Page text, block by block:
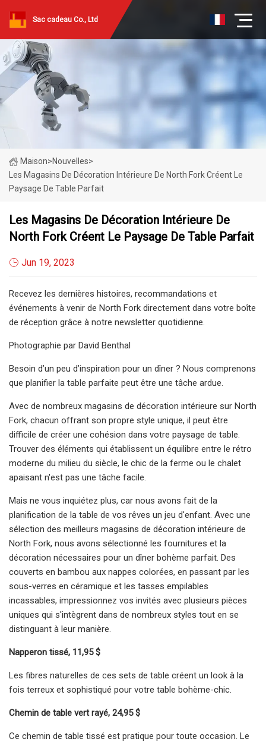
Sac cadeau Co., Ltd
Maison>Nouvelles>
Les Magasins De Décoration Intérieure De North Fork Créent Le
Paysage De Table Parfait
Les Magasins De Décoration Intérieure De
North Fork Créent Le Paysage De Table Parfait
Jun 19, 2023
Recevez les dernières histoires, recommandations et
événements à venir de North Fork directement dans votre boîte
de réception grâce à notre newsletter quotidienne.
Photographie par David Benthal
Besoin d’un peu d’inspiration pour un dîner ? Nous comprenons
que planifier la table parfaite peut être une tâche ardue.
Avec de nombreux magasins de décoration intérieure sur North
Fork, chacun offrant son propre style unique, il peut être
difficile de créer une cohésion dans votre paysage de table.
Trouver des éléments qui établissent un équilibre entre le rétro
moderne du milieu du siècle, le chic de la ferme ou le chalet
apaisant n'est pas une tâche facile.
Mais ne vous inquiétez plus, car nous avons fait de la
planification de la table de vos rêves un jeu d'enfant. Avec une
sélection des meilleurs magasins de décoration intérieure de
North Fork, nous avons sélectionné les fournitures et la
décoration nécessaires pour un dîner bohème parfait. Des
couverts en bambou aux nappes colorées, en passant par les
sous-verres en céramique et les tasses empilables
incassables, impressionnez vos invités avec plusieurs pièces
uniques qui s'intègrent dans de nombreux styles tout en se
distinguant à leur manière.
Napperon tissé, 11,95 $
Les fibres naturelles de ces sets de table créent un look à la
fois terreux et sophistiqué pour votre table bohème-chic.
Chemin de table vert rayé, 24,95 $
Ce chemin de table tissé est pratique pour toute occasion. Le